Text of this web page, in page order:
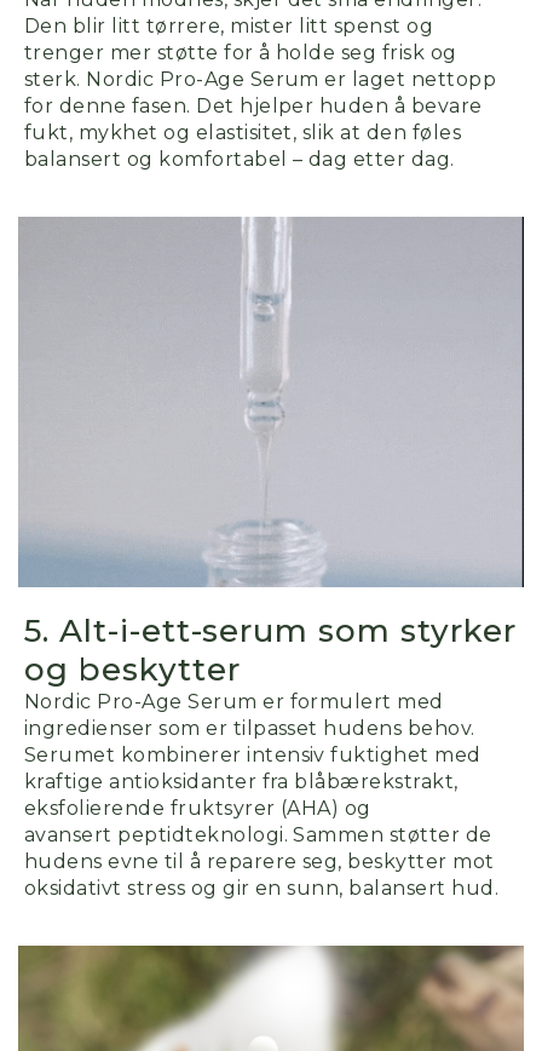
Den blir litt tørrere, mister litt spenst og
trenger mer støtte for å holde seg frisk og
sterk. Nordic Pro-Age Serum er laget nettopp
for denne fasen. Det hjelper huden å bevare
fukt, mykhet og elastisitet, slik at den føles
balansert og komfortabel – dag etter dag.
5. Alt-i-ett-serum som styrker
og beskytter
Nordic Pro-Age Serum er formulert med
ingredienser som er tilpasset hudens behov.
Serumet kombinerer intensiv fuktighet med
kraftige antioksidanter fra blåbærekstrakt,
eksfolierende fruktsyrer (AHA) og
avansert peptidteknologi.Sammen støtter de
hudens evne til å reparere seg, beskytter mot
oksidativt stress og gir en sunn, balansert hud.